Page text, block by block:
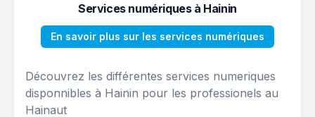
Services numériques à Hainin
En savoir plus sur les services numériques
Découvrez les différentes services numeriques
disponnibles à Hainin pour les professionels au
Hainaut